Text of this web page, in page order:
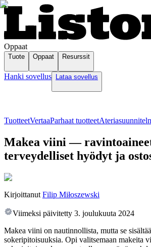
Oppaat
Tuote Oppaat Resurssit
Hanki sovellus Lataa sovellus
TuotteetVertaaParhaat tuotteet
Makea viini —
terveydelliset hyödyt ja
Kirjoittanut Filip Miłoszewski
Viimeksi päivitetty 3. joulukuuta 2024
Makea viini on nautinnollista, mutta se
sokeripitoisuuksia. Opi valitsemaan makeita